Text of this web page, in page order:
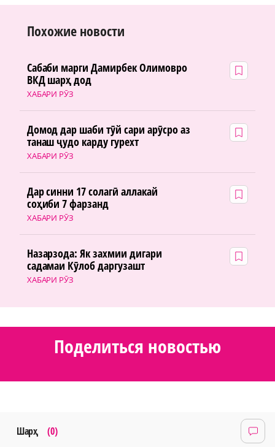
Похожие новости
ХАБАРИ РӮЗ
Сабаби марги Дамирбек Олимовро
ВКД шарҳ дод
ХАБАРИ РӮЗ
Домод дар шаби тӯй сари арӯсро аз
танаш ҷудо карду гурехт
ХАБАРИ РӮЗ
Дар синни 17 солагӣ аллакай
соҳиби 7 фарзанд
ХАБАРИ РӮЗ
Назарзода: Як захмии дигари
садамаи Кӯлоб даргузашт
Поделиться новостью
Шарҳ (0)